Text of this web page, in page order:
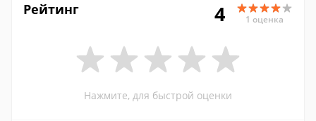
Рейтинг 4 1 оценка
Нажмите, для быстрой оценки